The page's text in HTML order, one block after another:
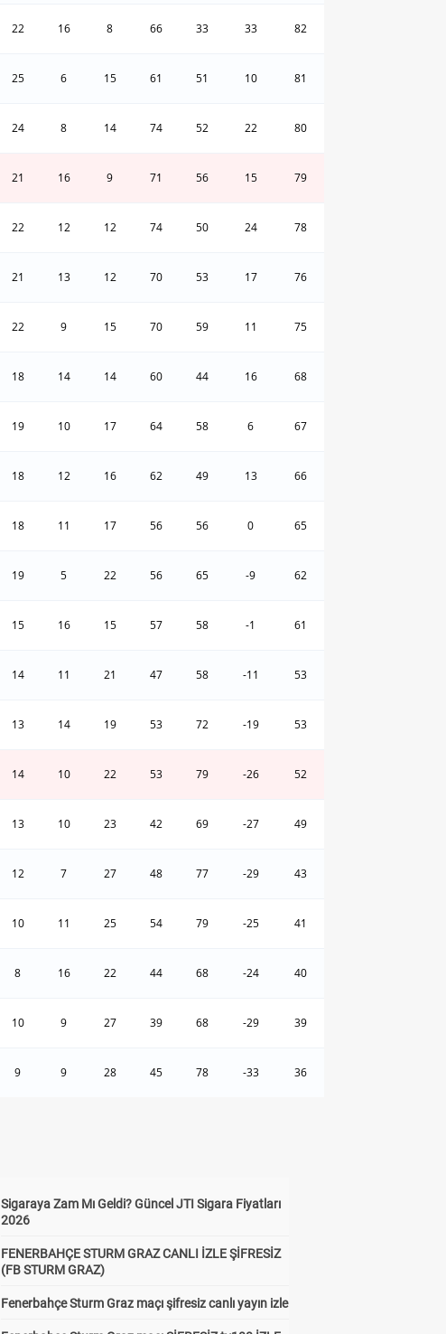
22 16 8 66 33 33 82
25 6 15 61 51 10 81
24 8 14 74 52 22 80
21 16 9 71 56 15 79
22 12 12 74 50 24 78
21 13 12 70 53 17 76
22 9 15 70 59 11 75
18 14 14 60 44 16 68
19 10 17 64 58 6 67
18 12 16 62 49 13 66
18 11 17 56 56 0 65
19 5 22 56 65 -9 62
15 16 15 57 58 -1 61
14 11 21 47 58 -11 53
13 14 19 53 72 -19 53
14 10 22 53 79 -26 52
13 10 23 42 69 -27 49
12 7 27 48 77 -29 43
10 11 25 54 79 -25 41
8 16 22 44 68 -24 40
10 9 27 39 68 -29 39
9 9 28 45 78 -33 36
Sigaraya Zam Mı Geldi? Güncel JTI Sigara Fiyatları
2026
FENERBAHÇE STURM GRAZ CANLI İZLE ŞİFRESİZ
(FB STURM GRAZ)
Fenerbahçe Sturm Graz maçı şifresiz canlı yayın izle